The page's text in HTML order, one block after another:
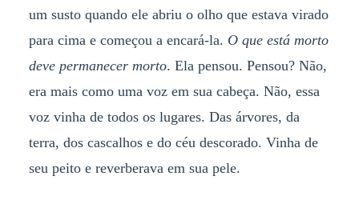
um susto quando ele abriu o olho que estava virado
para cima e começou a encará-la. O que está morto
deve permanecer morto. Ela pensou. Pensou? Não,
era mais como uma voz em sua cabeça. Não, essa
voz vinha de todos os lugares. Das árvores, da
terra, dos cascalhos e do céu descorado. Vinha de
seu peito e reverberava em sua pele.